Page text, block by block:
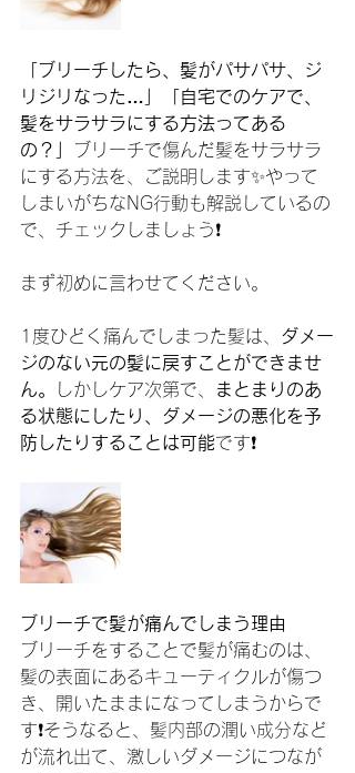
「ブリーチしたら、髪がパサパサ、ジ
リジリなった…」「自宅でのケアで、
髪をサラサラにする方法ってある
の？」
ブリーチで傷んだ髪をサラサラ
にする方法を、ご説明します✨やって
しまいがちなNG行動も解説しているの
で、チェックしましょう❗️
まず初めに言わせてください。
1度ひどく痛んでしまった髪は、 ダメー
ジのない元の髪に戻すことができませ
ん。
しかしケア次第で、
まとまりのあ
る状態にしたり、ダメージの悪化を予
防したりすることは可能です❗️
ブリーチで髪が痛んでしまう理由
ブリーチをすることで髪が痛むのは、
髪の表面にあるキューティクルが傷つ
き、開いたままになってしまうからで
す❗️そうなると、髪内部の潤い成分など
が流れ出て、激しいダメージにつなが